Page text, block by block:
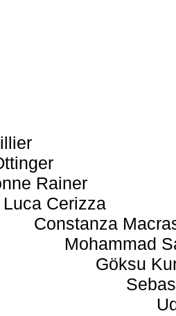
Rainer
Luca Cerizza
Constanza
Mohammad
Göksu